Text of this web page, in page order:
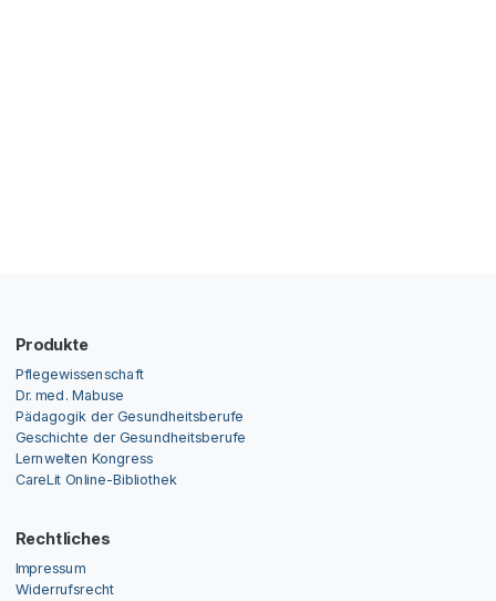
Produkte
Pflegewissenschaft
Dr. med. Mabuse
Pädagogik der Gesundheitsberufe
Geschichte der Gesundheitsberufe
Lernwelten Kongress
CareLit Online-Bibliothek
Rechtliches
Impressum
Widerrufsrecht